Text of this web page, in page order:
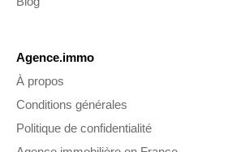
Agence.immo
À propos
Conditions générales
Politique de confidentialité